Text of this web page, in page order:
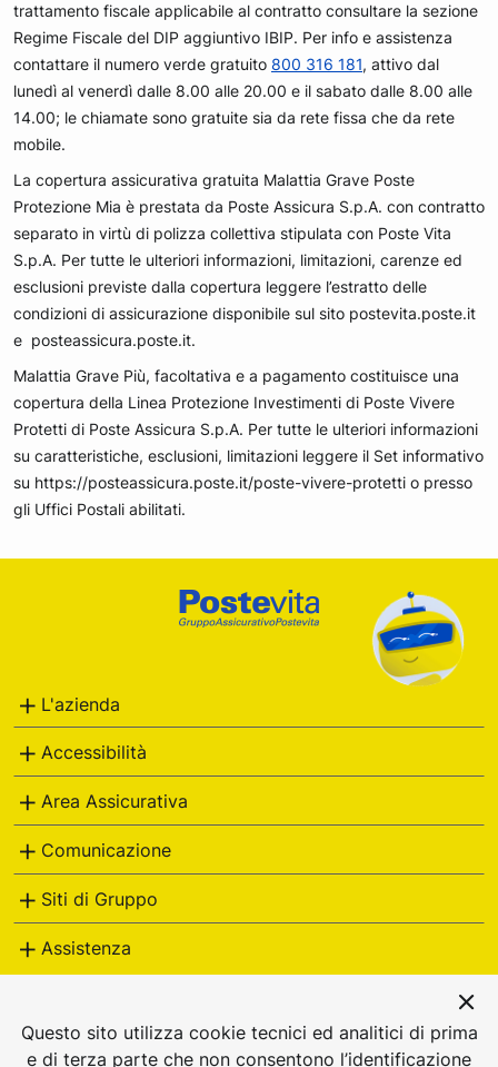
trattamento fiscale applicabile al contratto consultare la sezione
Regime Fiscale del DIP aggiuntivo IBIP. Per info e assistenza
contattare il numero verde gratuito 800 316 181, attivo dal
lunedì al venerdì dalle 8.00 alle 20.00 e il sabato dalle 8.00 alle
14.00; le chiamate sono gratuite sia da rete fissa che da rete
mobile.
La copertura assicurativa gratuita Malattia Grave Poste
Protezione Mia è prestata da Poste Assicura S.p.A. con contratto
separato in virtù di polizza collettiva stipulata con Poste Vita
S.p.A. Per tutte le ulteriori informazioni, limitazioni, carenze ed
esclusioni previste dalla copertura leggere l’estratto delle
condizioni di assicurazione disponibile sul sito postevita.poste.it
e posteassicura.poste.it.
Malattia Grave Più, facoltativa e a pagamento costituisce una
copertura della Linea Protezione Investimenti di Poste Vivere
Protetti di Poste Assicura S.p.A. Per tutte le ulteriori informazioni
su caratteristiche, esclusioni, limitazioni leggere il Set informativo
su https://posteassicura.poste.it/poste-vivere-protetti o presso
gli Uffici Postali abilitati.
L'azienda
Accessibilità
Area Assicurativa
Comunicazione
Siti di Gruppo
Assistenza
Questo sito utilizza cookie tecnici ed analitici di prima
e di terza parte che non consentono l’identificazione